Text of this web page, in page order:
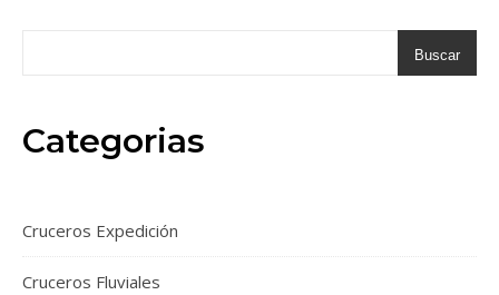
Buscar
Categorias
Cruceros Expedición
Cruceros Fluviales